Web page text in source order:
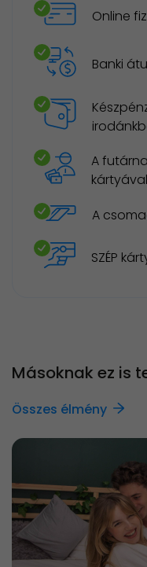
Online
Banki
A
kártyával
A
SZÉP
Másoknak ez is
Összes élmény